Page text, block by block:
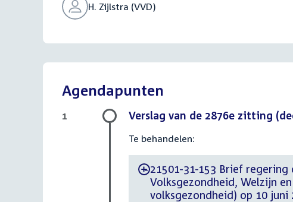
H. Zijlstra (VVD)
Agendapunten
Verslag van de 2876e zitting
Te behandelen:
-21501-31-153 Brief regering
Volksgezondheid, Welzijn
volksgezondheid) op 10 juni
1